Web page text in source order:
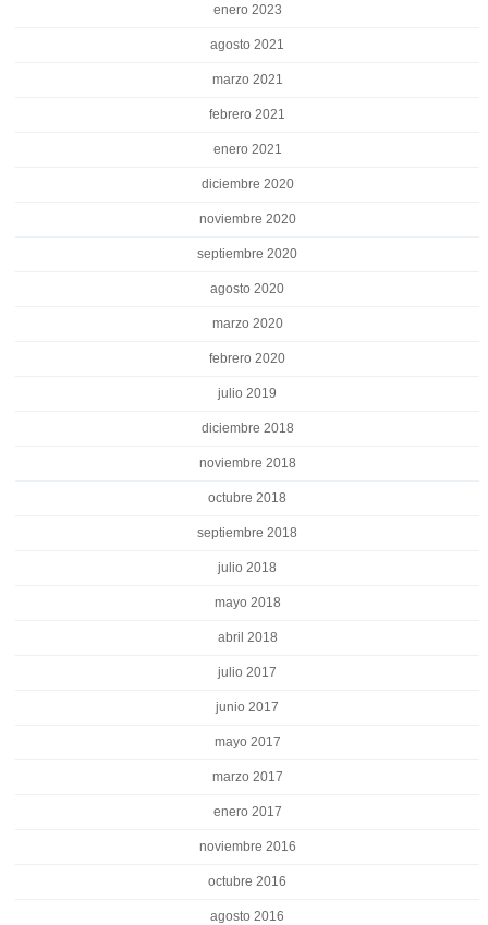
enero 2023
agosto 2021
marzo 2021
febrero 2021
enero 2021
diciembre 2020
noviembre 2020
septiembre 2020
agosto 2020
marzo 2020
febrero 2020
julio 2019
diciembre 2018
noviembre 2018
octubre 2018
septiembre 2018
julio 2018
mayo 2018
abril 2018
julio 2017
junio 2017
mayo 2017
marzo 2017
enero 2017
noviembre 2016
octubre 2016
agosto 2016